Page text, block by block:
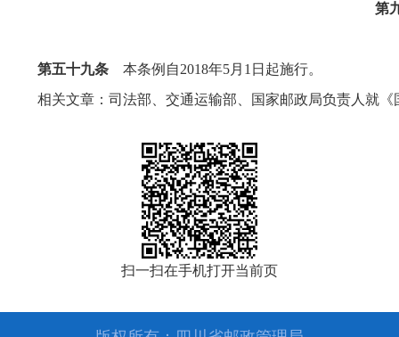
第
第五十九条本条例自2018年5月1日起施行。
相关文章： 司法部、交通运输部、国家邮政局负责人就
扫一扫在手机打开当前页